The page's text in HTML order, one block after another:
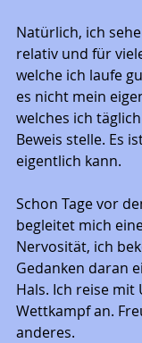
Natürlich, ich
relativ und für
welche ich laufe
es nicht mein
welches ich
Beweis stelle. Es
eigentlich kann.
Schon Tage vor
begleitet mich
Nervosität, ich
Gedanken daran
Hals. Ich reise mit
Wettkampf an.
anderes.